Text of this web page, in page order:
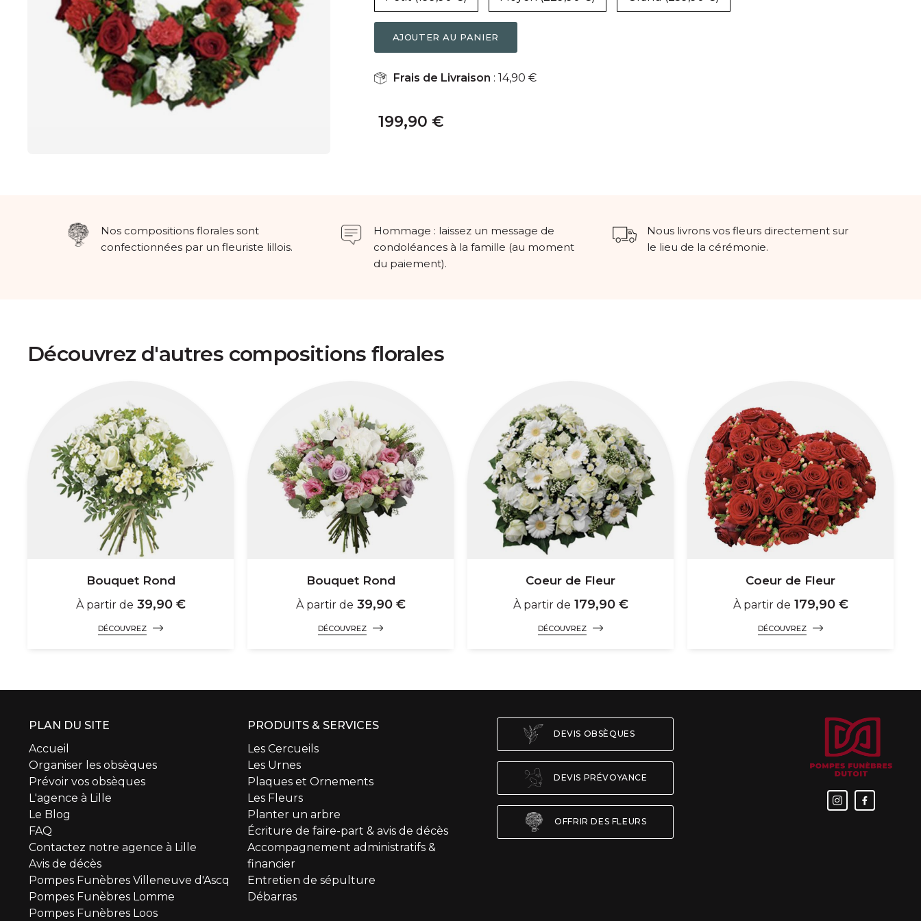
Frais de Livraison : 14,90 €
199,90 €
Nos compositions florales sont
confectionnées par un fleuriste lillois.
Hommage : laissez un message de
condoléances à la famille (au moment
du paiement).
Nous livrons vos fleurs directement sur
le lieu de la cérémonie.
Découvrez d'autres compositions florales
Bouquet Rond
À partir de 39,90 €
DÉCOUVREZ
Bouquet Rond
À partir de 39,90 €
DÉCOUVREZ
Coeur de Fleur
À partir de 179,90 €
DÉCOUVREZ
Coeur de Fleur
À partir de 179,90 €
DÉCOUVREZ
PLAN DU SITE
Accueil
Organiser les obsèques
Prévoir vos obsèques
L'agence à Lille
Le Blog
FAQ
Contactez notre agence à Lille
Avis de décès
Pompes Funèbres Villeneuve d'Ascq
Pompes Funèbres Lomme
Pompes Funèbres Loos
PRODUITS & SERVICES
Les Cercueils
Les Urnes
Plaques et Ornements
Les Fleurs
Planter un arbre
Écriture de faire-part & avis de décès
Accompagnement administratifs &
financier
Entretien de sépulture
Débarras
DEVIS OBSÈQUES
DEVIS PRÉVOYANCE
OFFRIR DES FLEURS
 